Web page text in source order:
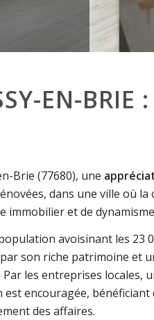
EN-BRIE
Brie (77680), une
dans une ville où
immobilier et de
avoisinant les 23
son riche patrimoine et
les entreprises locales,
est encouragée, bénéficiant
des affaires.